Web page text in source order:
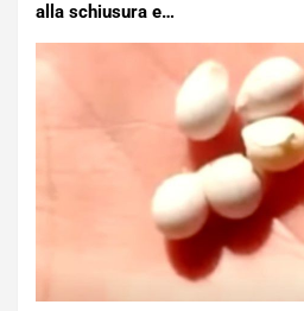
alla schiusura e…